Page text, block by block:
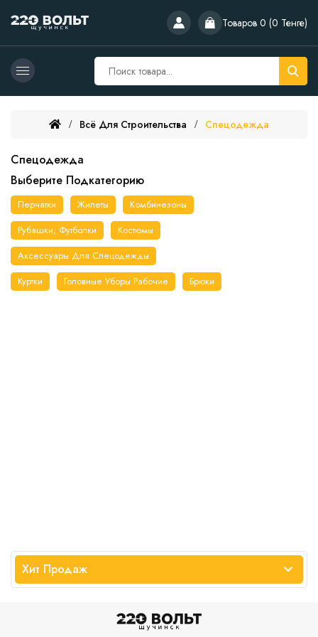
Товаров 0 (0 Тенге)
Всё Для Строительства Спецодежда
Спецодежда
Выберите Подкатегорию
Перчатки Жилеты
Комбинезоны
Рубашки, Футболки
Костюмы
Аксессуары Для Спецодежды
Куртки
Головные Уборы Рабочие Брюки
Хит Продаж